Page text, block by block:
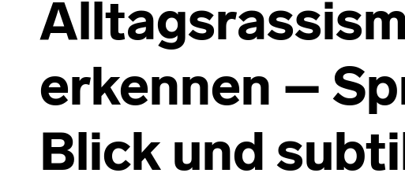
erkennen –
Blick und